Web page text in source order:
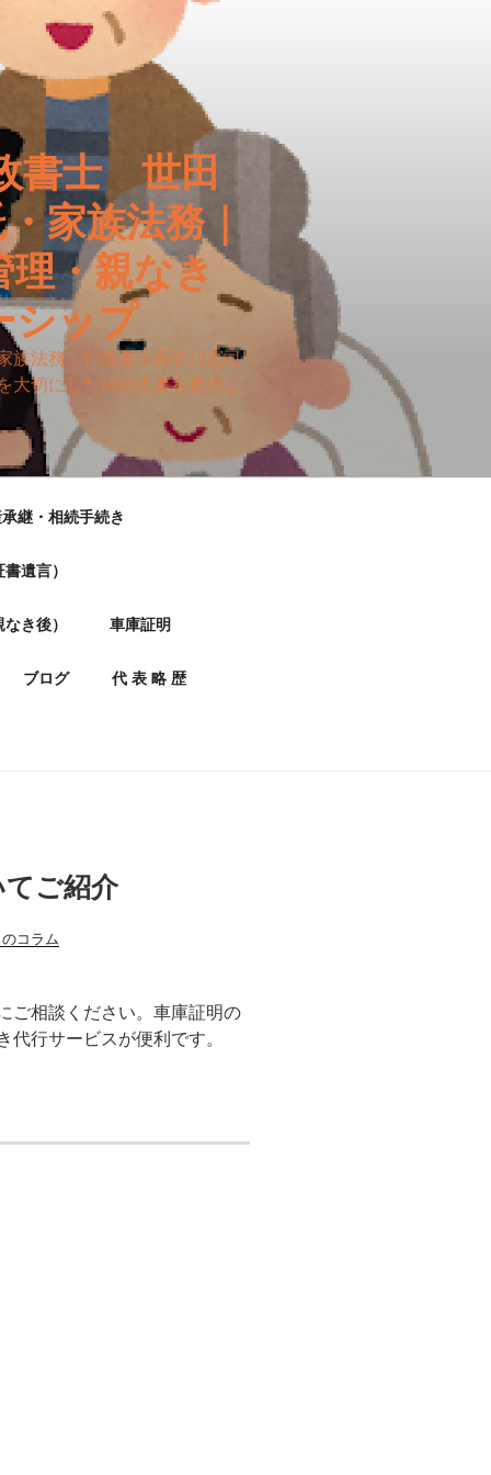
書士 世田
家族法務｜
・親なき
シップ
族法務。行政書士長谷川憲司
大切にした法的支援を提供し
継・相続手続き
遺言）
き後） 車庫証明
ブログ 代 表 略 歴
ご紹介
コラム
ご相談ください。車庫証明の
行サービスが便利です。